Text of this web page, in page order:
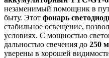
незаменимый помощник в
быту. Этот фонарь
стабильное освещение,
условиях. С мощностью
дальностью свечения до 250
уверены в хорошей